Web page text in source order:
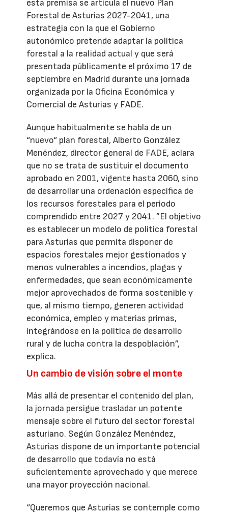
esta premisa se articula el nuevo Plan
Forestal de Asturias 2027-2041, una
estrategia con la que el Gobierno
autonómico pretende adaptar la política
forestal a la realidad actual y que será
presentada públicamente el próximo 17 de
septiembre en Madrid durante una jornada
organizada por la Oficina Económica y
Comercial de Asturias y FADE.
Aunque habitualmente se habla de un
“nuevo“ plan forestal, Alberto González
Menéndez, director general de FADE, aclara
que no se trata de sustituir el documento
aprobado en 2001, vigente hasta 2060, sino
de desarrollar una ordenación específica de
los recursos forestales para el periodo
comprendido entre 2027 y 2041. ”El objetivo
es establecer un modelo de política forestal
para Asturias que permita disponer de
espacios forestales mejor gestionados y
menos vulnerables a incendios, plagas y
enfermedades, que sean económicamente
mejor aprovechados de forma sostenible y
que, al mismo tiempo, generen actividad
económica, empleo y materias primas,
integrándose en la política de desarrollo
rural y de lucha contra la despoblación”,
explica.
Un cambio de visión sobre el monte
Más allá de presentar el contenido del plan,
la jornada persigue trasladar un potente
mensaje sobre el futuro del sector forestal
asturiano. Según González Menéndez,
Asturias dispone de un importante potencial
de desarrollo que todavía no está
suficientemente aprovechado y que merece
una mayor proyección nacional.
“Queremos que Asturias se contemple como